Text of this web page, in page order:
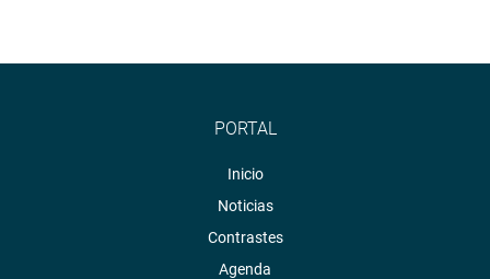
PORTAL
Inicio
Noticias
Contrastes
Agenda